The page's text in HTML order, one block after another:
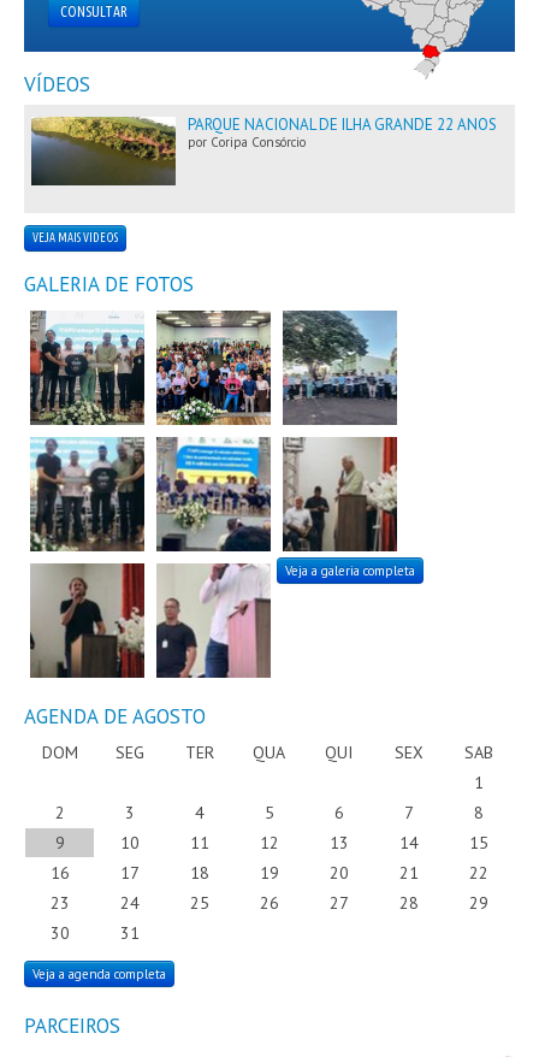
CONSULTAR
VÍDEOS
PARQUE NACIONAL DE ILHA GRANDE 22 ANOS
por Coripa Consórcio
VEJA MAIS VIDEOS
GALERIA DE FOTOS
Veja a galeria completa
AGENDA DE AGOSTO
DOM SEG TER QUA QUI SEX
SAB
1
2
3 4 5 6 7
8
9
10 11 12 13 14
15
16
17 18 19 20 21
22
23
24 25 26 27 28
29
30
31
Veja a agenda completa
PARCEIROS